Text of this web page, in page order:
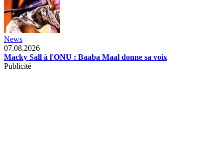
News
07.08.2026
Macky Sall à l'ONU : Baaba Maal donne sa voix
Publicité